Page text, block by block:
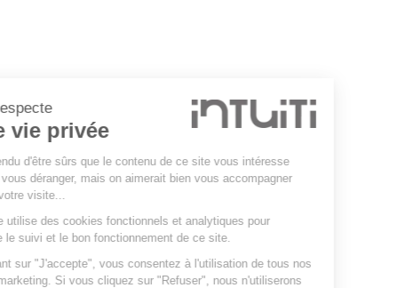
Intuiti respecte
votre vie privée
On a attendu d'être sûrs que le contenu de ce site vous intéresse
avant de vous déranger, mais on aimerait bien vous accompagner
pendant votre visite...
Notre site utilise des cookies fonctionnels et analytiques pour
permettre le suivi et le bon fonctionnement de ce site.
En cliquant sur "J'accepte", vous consentez à l'utilisation de tous nos
cookies marketing. Si vous cliquez sur "Refuser", nous n'utiliserons